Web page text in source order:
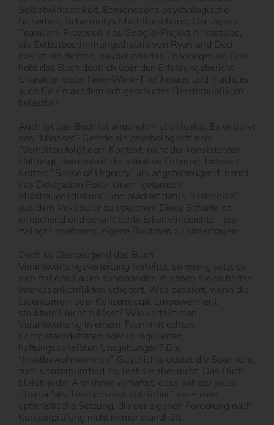
Selbstwirksamkeit, Edmondsons psychologische
Sicherheit, Schermulys Machtforschung, Decuypers
Teamlern-Prozesse, das Google-Projekt Aristoteles,
die Selbstbestimmungstheorie von Ryan und Deci −
das ist ein dichtes, sauber zitiertes Theoriegerüst. Das
hebt das Buch deutlich über den Erfahrungsbericht-
Charakter vieler New-Work-Titel hinaus und macht es
auch für ein akademisch geschultes Beraterpublikum
belastbar.
Auch ist das Buch ist angenehm streitlustig. Es entlarvt
das “Mindset”-Gerede als psychologisch naiv
(Verhalten folgt dem Kontext, nicht der konsistenten
Haltung), demontiert die situative Führung, kritisiert
Kotters “Sense of Urgency” als angsterzeugend, nennt
das Delegation Poker einen “getarnten
Misstrauensdiskurs” und plädiert dafür, “Harmonie”
aus dem Vokabular zu streichen. Diese Schärfe ist
erfrischend und schafft echte Erkenntnisdichte – sie
zwingt LeserInnen, eigene Routinen zu hinterfragen.
Doch so überzeugend das Buch
Verantwortungsverteilung herleitet, so wenig setzt es
sich mit den Fällen auseinander, in denen sie an harten
Interessenkonflikten scheitert. Was passiert, wenn die
Eigentümer- oder Konzernlogik Empowerment
strukturell nicht zulässt? Wie verteilt man
Verantwortung in einem Team mit echten
Kompetenzdefiziten oder in regulierten,
haftungssensiblen Umgebungen? Die
“Inselbewohnerinnen”-Geschichte deutet die Spannung
zum Konzernumfeld an, löst sie aber nicht. Das Buch
bleibt in der Annahme verhaftet, dass nahezu jedes
Thema “als Teamprozess abbildbar” sei − eine
optimistische Setzung, die der eigenen Forderung nach
Kontextprüfung nicht immer standhält.